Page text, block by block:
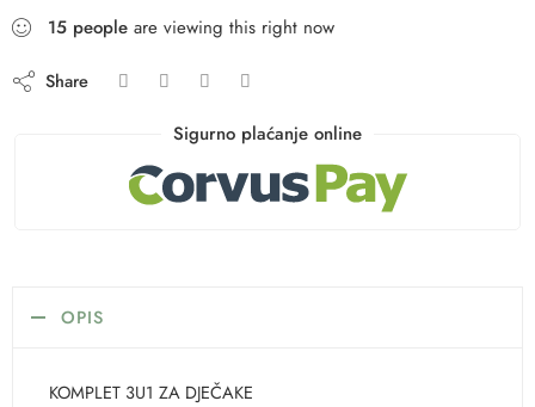
15 people are viewing this right now
Share
Sigurno plaćanje online
OPIS
KOMPLET 3U1 ZA DJEČAKE